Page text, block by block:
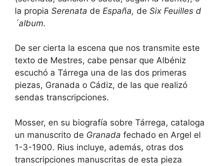
la propia Serenata de España, de Six Feuilles d
´album.
De ser cierta la escena que nos transmite este
texto de Mestres, cabe pensar que Albéniz
escuchó a Tárrega una de las dos primeras
piezas, Granada o Cádiz, de las que realizó
sendas transcripciones.
Mosser, en su biografía sobre Tárrega, cataloga
un manuscrito de Granada fechado en Argel el
1-3-1900. Rius incluye, además, otras dos
transcripciones manuscritas de esta pieza